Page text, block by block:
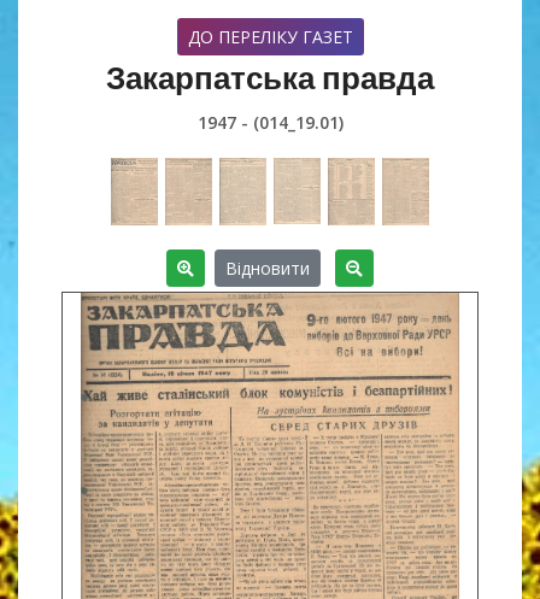
ДО ПЕРЕЛІКУ ГАЗЕТ
Закарпатська правда
1947 - (014_19.01)
Відновити